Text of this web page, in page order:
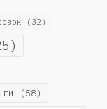
(32)
(58)